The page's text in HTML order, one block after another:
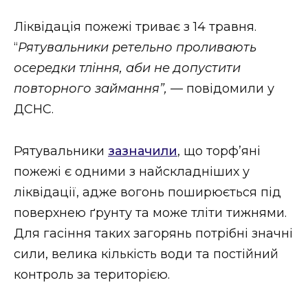
Ліквідація пожежі триває з 14 травня.
“Рятувальники ретельно проливають
осередки тління, аби не допустити
повторного займання”, — повідомили у
ДСНС.
Рятувальники зазначили, що торф’яні
пожежі є одними з найскладніших у
ліквідації, адже вогонь поширюється під
поверхнею ґрунту та може тліти тижнями.
Для гасіння таких загорянь потрібні значні
сили, велика кількість води та постійний
контроль за територією.